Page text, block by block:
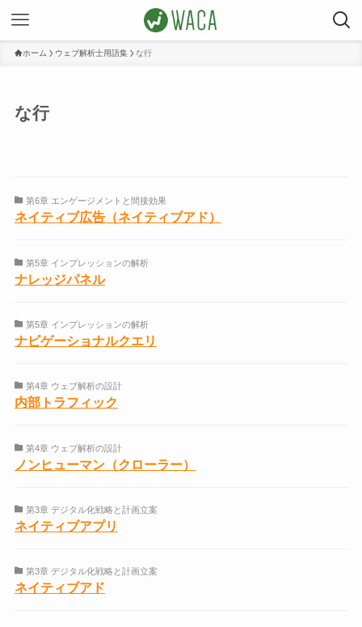
ホーム ウェブ解析士用語集 な行
な行
第6章 エンゲージメントと間接効果
ネイティブ広告（ネイティブアド）
第5章 インプレッションの解析
ナレッジパネル
第5章 インプレッションの解析
ナビゲーショナルクエリ
第4章 ウェブ解析の設計
内部トラフィック
第4章 ウェブ解析の設計
ノンヒューマン（クローラー）
第3章 デジタル化戦略と計画立案
ネイティブアプリ
第3章 デジタル化戦略と計画立案
ネイティブアド